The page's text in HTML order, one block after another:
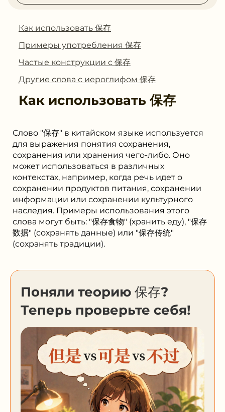
Как использовать 保存
Примеры употребления 保存
Частые конструкции с 保存
Другие слова с иероглифом 保存
Как использовать保存
Слово "保存" в китайском языке используется
для выражения понятия сохранения,
сохранения или хранения чего-либо. Оно
может использоваться в различных
контекстах, например, когда речь идет о
сохранении продуктов питания, сохранении
информации или сохранении культурного
наследия. Примеры использования этого
слова могут быть: "保存食物" (хранить еду), "保存
数据" (сохранять данные) или "保存传统"
(сохранять традиции).
Поняли теорию 保存?
Теперь проверьте себя!